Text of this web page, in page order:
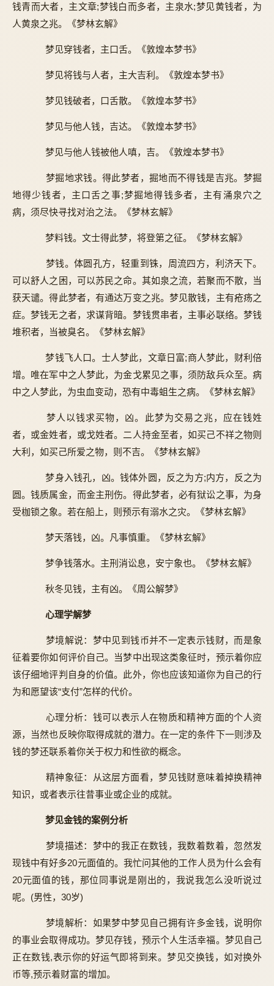
钱青而大者，主文章;梦钱白而多者，主泉水;梦见黄钱者，为
人黄泉之兆。《梦林玄解》
梦见穿钱者，主口舌。《敦煌本梦书》
梦见将钱与人者，主大吉利。《敦煌本梦书》
梦见钱破者，口舌散。《敦煌本梦书》
梦见与他人钱，吉达。《敦煌本梦书》
梦见与他人钱被他人嗔，吉。《敦煌本梦书》
梦掘地求钱。得此梦者，掘地而不得钱是吉兆。梦掘
地得少钱者，主口舌之事;梦掘地得钱多者，主有涌泉穴之
病，须尽快寻找对治之法。《梦林玄解》
梦料钱。文士得此梦，将登第之征。《梦林玄解》
梦钱。体圆孔方，轻重到铢，周流四方，利济天下。
可以舒人之困，可以苏民之命。其如泉之流，若聚而不散，当
获天谴。得此梦者，有通达万变之兆。梦见散钱，主有疮疡之
症。梦钱无之者，求谋背暗。梦钱贯串者，主事必联络。梦钱
堆积者，当被臭名。《梦林玄解》
梦钱飞人口。士人梦此，文章日富;商人梦此，财利倍
增。唯在军中之人梦此，为金戈累见之事，须防敌兵众至。病
中之人梦此，为虫血变动，恐有中毒蛆生之病。《梦林玄解》
梦人以钱求买物，凶。此梦为交易之兆，应在钱姓
者，或金姓者，或戈姓者。二人持金至者，如买己不祥之物则
大利，如买己所爱之物，则不吉。《梦林玄解》
梦身入钱孔，凶。钱体外圆，反之为方;内方，反之为
圆。钱质属金，而金主刑伤。得此梦者，必有狱讼之事，为身
受枷锁之象。若在船上，则预示有溺水之灾。《梦林玄解》
梦天落钱，凶。凡事慎重。《梦林玄解》
梦争钱落水。主刑消讼息，安宁象也。《梦林玄解》
秋冬见钱，主有凶。《周公解梦》
心理学解梦
梦境解说：梦中见到钱币并不一定表示钱财，而是象
征着要你如何评价自己。当梦中出现这类象征时，预示着你应
该仔细地评判自身的价值。此外，你也应该知道你为自己的行
为和愿望该“支付”怎样的代价。
心理分析：钱可以表示人在物质和精神方面的个人资
源，当然也反映你取得成就的潜力。在一定的条件下一则涉及
钱的梦还联系着你关于权力和性欲的概念。
精神象征：从这层方面看，梦见钱财意味着掉换精神
知识，或者表示往昔事业或企业的成就。
梦见金钱的案例分析
梦境描述：梦中的我正在数钱，我数着数着，忽然发
现钱中有好多20元面值的。我忙问其他的工作人员为什么会有
20元面值的钱，那位同事说是刚出的，我说我怎么没听说过
呢。(男性，30岁)
梦境解析：如果梦中梦见自己拥有许多金钱，说明你
的事业会取得成功。梦见存钱，预示个人生活幸福。梦见自己
正在数钱,表示你的好运气即将到来。梦见交换钱，如对换外
币等,预示着财富的增加。